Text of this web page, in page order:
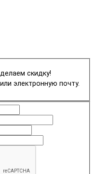
скидку!
электронную почту.